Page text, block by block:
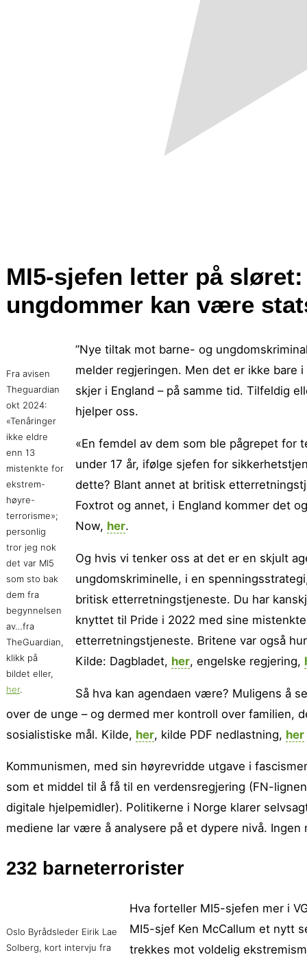
MI5-sjefen letter på
ungdommer kan være
Fra avisen
Theguardian
okt 2024:
«Tenåringer
ikke eldre
enn 13
mistenkte for
ekstrem-
høyre-
terrorisme»;
personlig
tror jeg nok
det var MI5
som sto bak
dem fra
begynnelsen
av…fra
TheGuardian,
klikk på
bildet eller,
her.
”Nye tiltak mot barne- og
melder regjeringen. Men det er ikke bare
skjer i England – på samme tid. Tilfeldig
hjelper oss.
«En femdel av dem som ble pågrepet for
under 17 år, ifølge sjefen for
dette? Blant annet at britisk
Foxtrot og annet, i England kommer det
Now, her.
Og hvis vi tenker oss at det er en skjult
ungdomskriminelle, i en
britisk etterretningstjeneste. Du har
knyttet til Pride i 2022 med sine
etterretningstjeneste. Britene var også
Kilde: Dagbladet, her, engelske regjering,
Så hva kan agendaen være? Muligens å
over de unge – og dermed mer kontroll over familien,
sosialistiske mål. Kilde, her, kilde PDF nedlastning, her
Kommunismen, med sin høyrevridde utgave i
som et middel til å få til en verdensregjering (FN-
digitale hjelpemidler). Politikerne i Norge klarer
mediene lar være å analysere på et dypere nivå.
232 barneterrorister
Oslo Byrådsleder Eirik Lae
Solberg, kort intervju fra
Hva forteller MI5-sjefen mer i
MI5-sjef Ken McCallum et nytt
trekkes mot voldelig